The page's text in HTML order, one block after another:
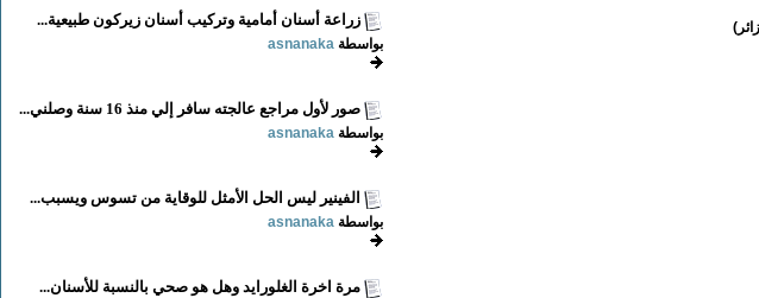
زراعة أسنان أمامية وتركيب أسنان زيركون طبيعية...
بواسطةasnanaka
صور لأول مراجع عالجته سافر إلي منذ 16 سنة وصلني...
بواسطةasnanaka
الفينير ليس الحل الأمثل للوقاية من تسوس ويسبب...
بواسطةasnanaka
مرة اخرة الغلورايد وهل هو صحي بالنسبة للأسنان...